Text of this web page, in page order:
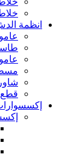
انظمة
قطع